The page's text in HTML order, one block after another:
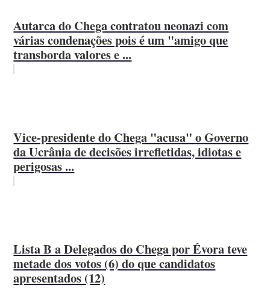
Autarca do Chega contratou neonazi com
várias condenações pois é um "amigo que
transborda valores e ...
Vice-presidente do Chega "acusa" o Governo
da Ucrânia de decisões irrefletidas, idiotas e
perigosas ...
Lista B a Delegados do Chega por Évora teve
metade dos votos (6) do que candidatos
apresentados (12)